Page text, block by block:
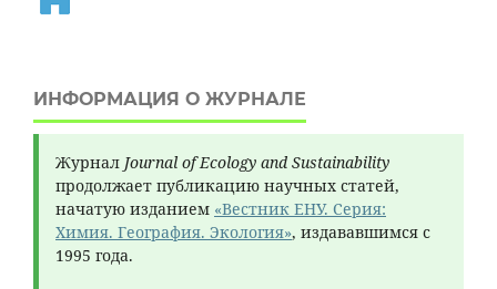
ИНФОРМАЦИЯ О ЖУРНАЛЕ
Журнал Journal of Ecology and Sustainability
продолжает публикацию научных статей,
начатую изданием «Вестник ЕНУ. Серия:
Химия. География. Экология», издававшимся с
1995 года.